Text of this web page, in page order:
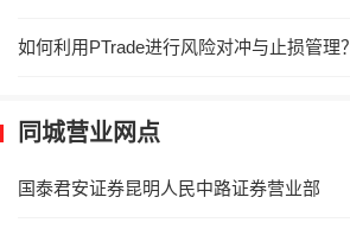
如何利用PTrade进行风险对冲与止损管理？
同城营业网点
国泰君安证券昆明人民中路证券营业部